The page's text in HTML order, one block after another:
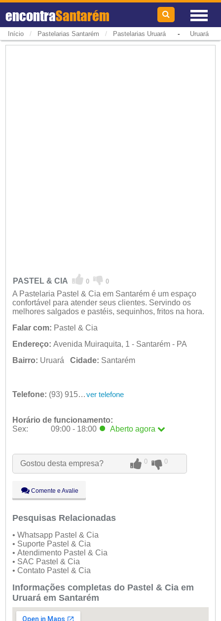
encontraSantarém
Início / Pastelarias Santarém / Pastelarias Uruará- Uruará
PASTEL & CIA 0 0
A Pastelaria Pastel & Cia em Santarém é um espaço
confortável para atender seus clientes. Servindo os
melhores salgados e pastéis, sequinhos, fritos na hora.
Falar com: Pastel & Cia
Endereço: Avenida Muiraquita, 1 - Santarém - PA
Bairro: Uruará Cidade: Santarém
Telefone: (93) 9156-6424 ver telefone
Horário de funcionamento:
Sex:
09:00 - 18:00 Aberto agora
Qua:
09:00 - 18:00
Qui:
09:00 - 18:00
Sáb:
Dom:
Fechado
Gostou desta empresa? 0 0
Comente e Avalie
Pesquisas Relacionadas
• Whatsapp Pastel & Cia
• Suporte Pastel & Cia
• Atendimento Pastel & Cia
• SAC Pastel & Cia
• Contato Pastel & Cia
Informações completas do Pastel & Cia em
Uruará em Santarém